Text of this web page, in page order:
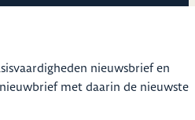
nieuwsbrief en
met daarin de nieuwste